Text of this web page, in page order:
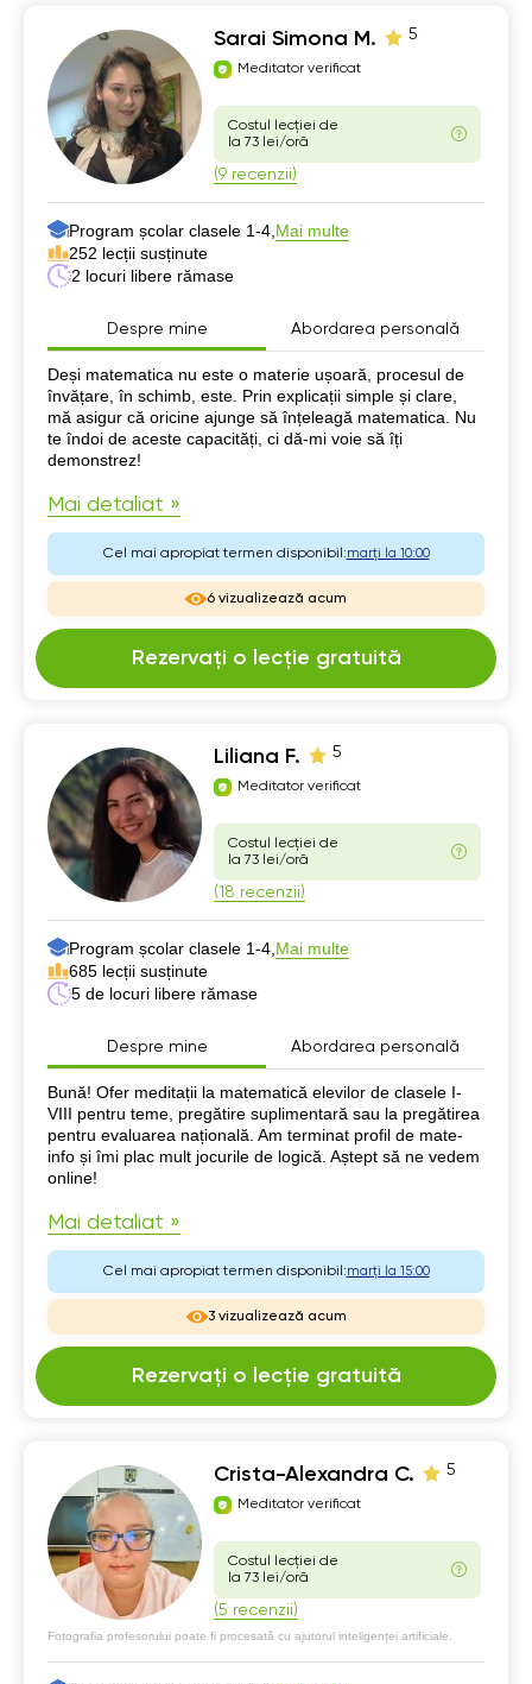
Sarai Simona M. 5
Meditator verificat
Costul lecției de
la 73 lei/oră
(9 recenzii)
Program școlar clasele 1-4, Mai multe
252 lecții susținute
2 locuri libere rămase
Despre mine Abordarea personală
Despre mine
Deși matematica nu este o materie ușoară, procesul de
învățare, în schimb, este. Prin explicații simple și clare,
mă asigur că oricine ajunge să înțeleagă matematica. Nu
te îndoi de aceste capacități, ci dă-mi voie să îți
demonstrez!
Mai detaliat »
Cel mai apropiat termen disponibil:marți la 10:00
6 vizualizează acum
Rezervați o lecție gratuită
Liliana F. 5
Meditator verificat
Costul lecției de
la 73 lei/oră
(18 recenzii)
Program școlar clasele 1-4, Mai multe
685 lecții susținute
5 de locuri libere rămase
Despre mine Abordarea personală
Despre mine
Bună! Ofer meditații la matematică elevilor de clasele I-
VIII pentru teme, pregătire suplimentară sau la pregătirea
pentru evaluarea națională. Am terminat profil de mate-
info și îmi plac mult jocurile de logică. Aștept să ne vedem
online!
Mai detaliat »
Cel mai apropiat termen disponibil:marți la 15:00
3 vizualizează acum
Rezervați o lecție gratuită
Crista-Alexandra C. 5
Meditator verificat
Costul lecției de
la 73 lei/oră
(5 recenzii)
Fotografia profesorului poate fi procesată cu ajutorul inteligenței artificiale.